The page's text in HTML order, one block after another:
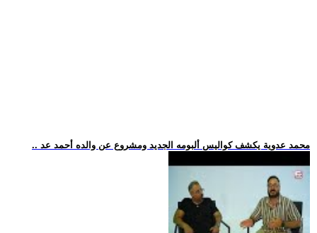
.. محمد عدوية يكشف كواليس ألبومه الجديد ومشروع عن والده أحمد عد